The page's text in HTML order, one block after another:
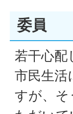
委員
若干心
市民生活
すが、そ